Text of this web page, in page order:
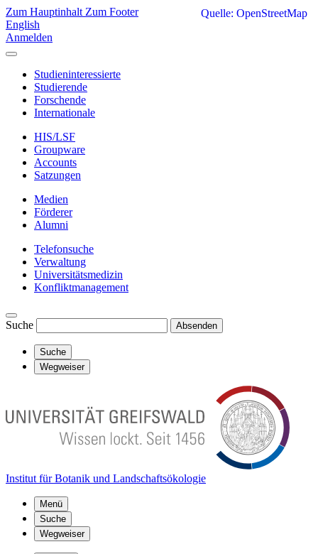
Zum Hauptinhalt Zum Footer
English
Anmelden
Studieninteressierte
Studierende
Forschende
Internationale
HIS/LSF
Groupware
Accounts
Satzungen
Medien
Förderer
Alumni
Telefonsuche
Verwaltung
Universitätsmedizin
Konfliktmanagement
Suche Absenden
Suche
Wegweiser
Institut für Botanik und Landschaftsökologie
Menü
Suche
Wegweiser
Quelle: OpenStreetMap